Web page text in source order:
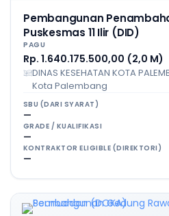
Pembangunan
Puskesmas 11 Ilir (DID)
PAGU
Rp. 1.640.175.500,00 (2,0 M)
DINAS KESEHATAN KOTA
Kota Palembang
SBU (DARI SYARAT)
—
GRADE / KUALIFIKASI
—
KONTRAKTOR ELIGIBLE (DIREKTORI)
—